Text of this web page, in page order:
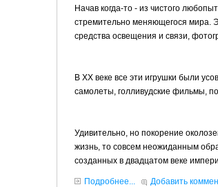
Начав когда-то - из чистого
стремительно меняющегося мира.
средства освещения и связи,
В XX веке все эти игрушки были
самолеты, голливудские фильмы,
Удивительно, но покорение
жизнь, то совсем неожиданным
созданных в двадцатом веке
Подробнее... Добавить